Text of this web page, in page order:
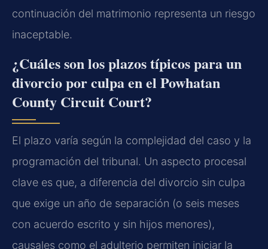
continuación del matrimonio representa un riesgo
inaceptable.
¿Cuáles son los plazos típicos para un
divorcio por culpa en el Powhatan
County Circuit Court?
El plazo varía según la complejidad del caso y la
programación del tribunal. Un aspecto procesal
clave es que, a diferencia del divorcio sin culpa
que exige un año de separación (o seis meses
con acuerdo escrito y sin hijos menores),
causales como el adulterio permiten iniciar la